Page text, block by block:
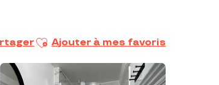
Ajouter aux favoris
Ajouter à mes favoris